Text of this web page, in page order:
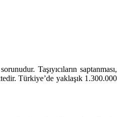
Taşıyıcıların saptanması,
Türkiye’de yaklaşık 1.300.000